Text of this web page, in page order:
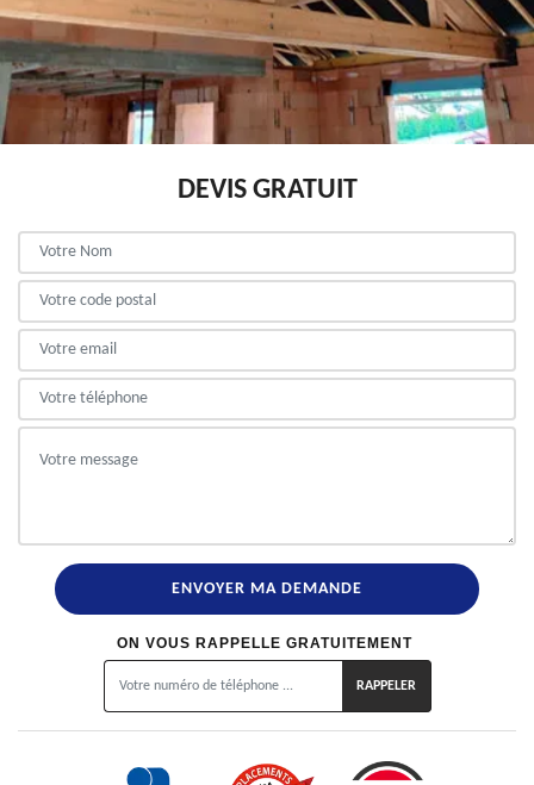
DEVIS GRATUIT
ON VOUS RAPPELLE GRATUITEMENT